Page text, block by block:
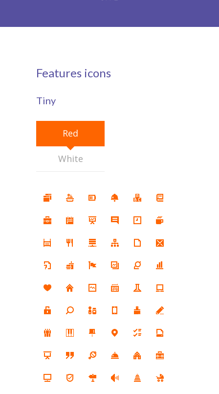
FAQs
Features icons
Tiny
Red
White